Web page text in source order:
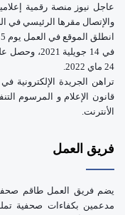
عاجل نيوز منصة رقمية
والإتصال مقرها الرئيسي في
في 14
24 ماي 2022.
تراهن الجريدة الإلكترونية
قانون الإعلام و المرسوم
الأنترنت.
فريق العمل
يضم فريق العمل طاقم